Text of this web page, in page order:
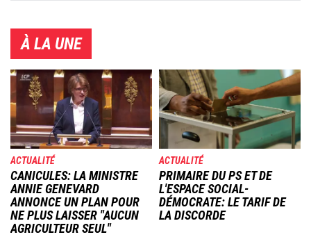
À LA UNE
Image
ACTUALITÉ
CANICULES: LA MINISTRE
ANNIE GENEVARD
ANNONCE UN PLAN POUR
NE PLUS LAISSER "AUCUN
AGRICULTEUR SEUL"
Image
ACTUALITÉ
PRIMAIRE DU PS ET DE
L'ESPACE SOCIAL-
DÉMOCRATE: LE TARIF DE
LA DISCORDE